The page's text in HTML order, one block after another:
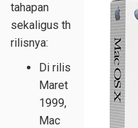
tahapan
sekaligus th
rilisnya:
Di rilis
Maret
1999,
Mac